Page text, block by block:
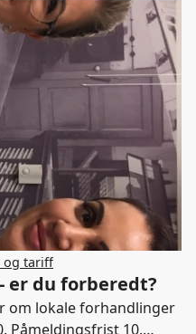
og tariff
er du forberedt?
om lokale forhandlinger
Påmeldingsfrist 10.